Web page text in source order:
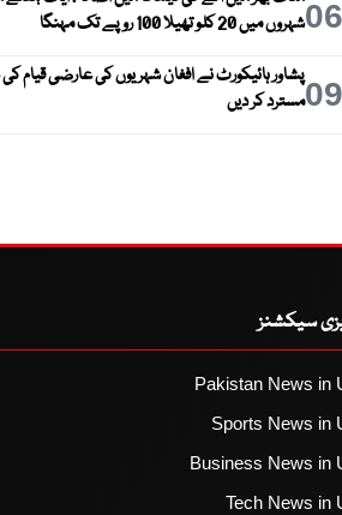
06شہروں میں 20 کلو تھیلا 100 روپے تک مہنگا
09پشاور ہائیکورٹ نے افغان شہریوں کی عارضی قیام
مسترد کر دیں
سیکشنز
Pakistan News in
Sports News in
Business News in
Tech News in